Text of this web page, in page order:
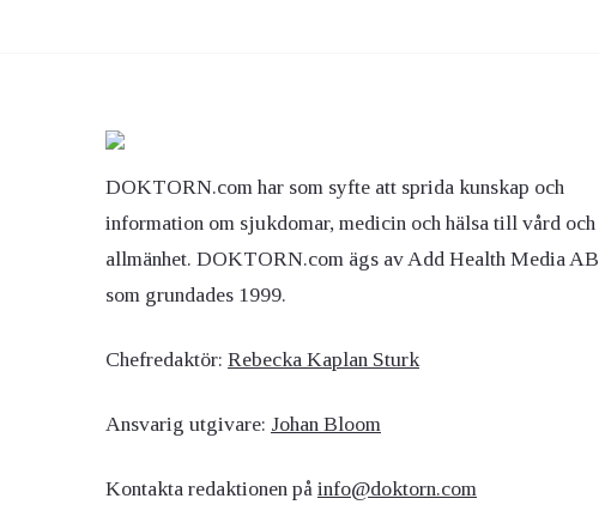
DOKTORN.com har som syfte att sprida kunskap och
information om sjukdomar, medicin och hälsa till vård och
allmänhet. DOKTORN.com ägs av Add Health Media AB
som grundades 1999.
Chefredaktör: Rebecka Kaplan Sturk
Ansvarig utgivare: Johan Bloom
Kontakta redaktionen på info@doktorn.com